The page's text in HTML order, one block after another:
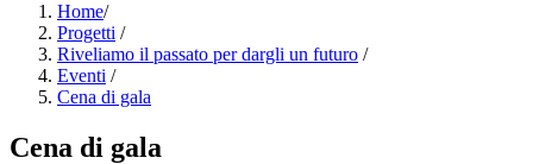
Home/
Progetti /
Riveliamo il passato per dargli un futuro /
Eventi /
Cena di gala
Cena di gala